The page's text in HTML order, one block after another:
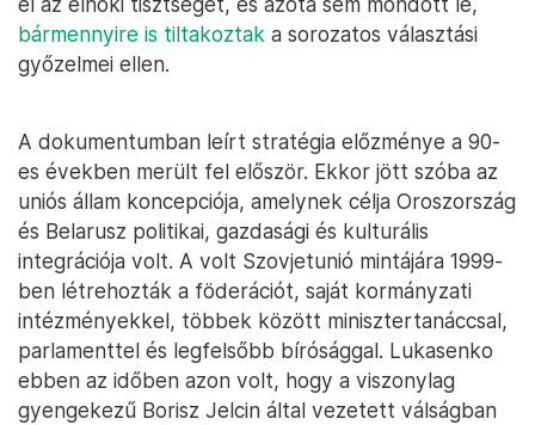
bármennyire is tiltakoztak a sorozatos választási
győzelmei ellen.
A dokumentumban leírt stratégia előzménye a 90-
es években merült fel először. Ekkor jött szóba az
uniós állam koncepciója, amelynek célja Oroszország
és Belarusz politikai, gazdasági és kulturális
integrációja volt. A volt Szovjetunió mintájára 1999-
ben létrehozták a föderációt, saját kormányzati
intézményekkel, többek között minisztertanáccsal,
parlamenttel és legfelsőbb bírósággal. Lukasenko
ebben az időben azon volt, hogy a viszonylag
gyengekezű Borisz Jelcin által vezetett válságban